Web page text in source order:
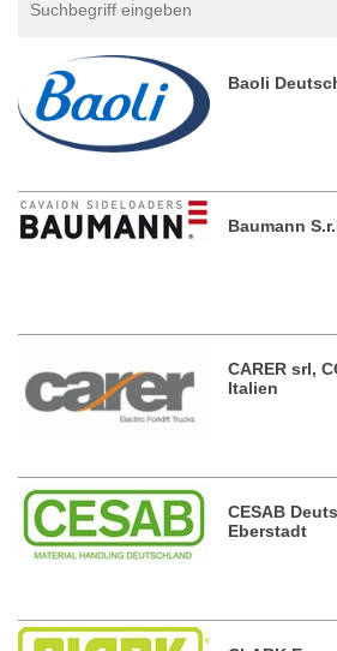
Baoli
Baumann
CARER srl,
Italien
CESAB
Eberstadt